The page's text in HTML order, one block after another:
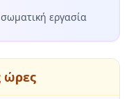
εργασία
ώρες